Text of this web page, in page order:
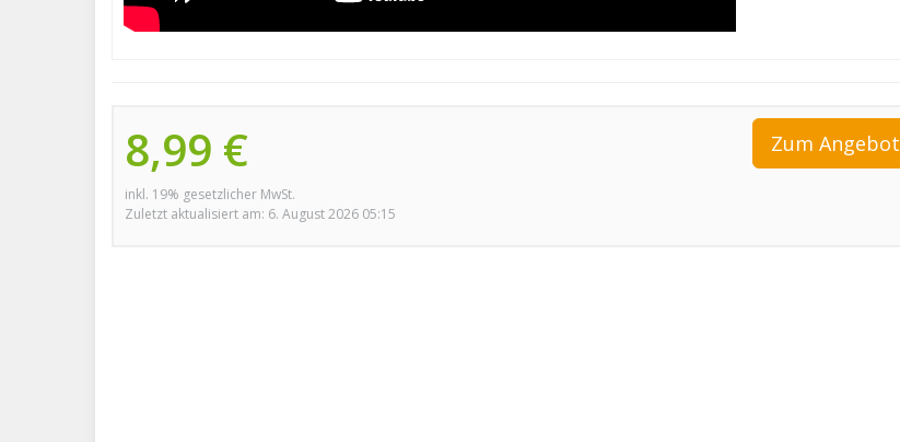
8,99 €
inkl. 19% gesetzlicher MwSt.
Zuletzt aktualisiert am: 6. August 2026 05:15
Zum Angebot